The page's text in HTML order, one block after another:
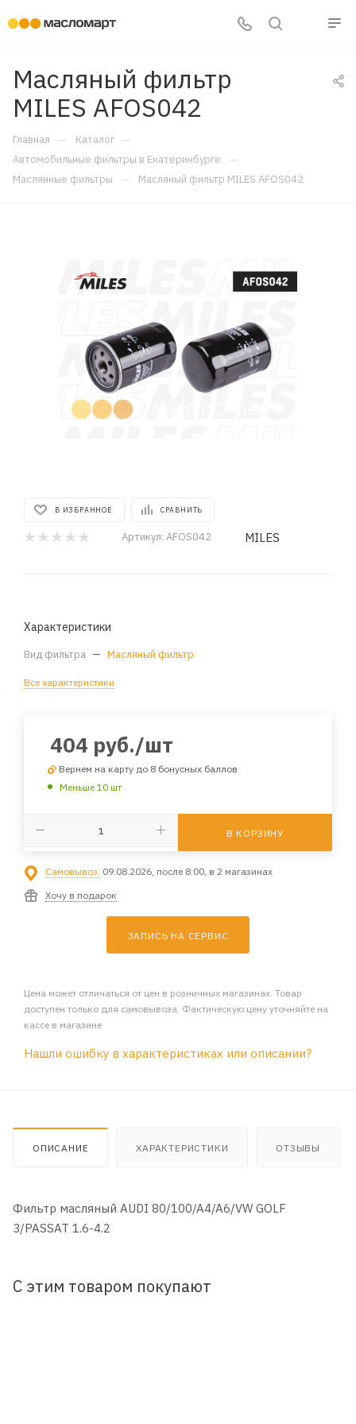
Масляный фильтр
MILES AFOS042
Главная — Каталог —
Автомобильные фильтры в Екатеринбурге —
Маслянные фильтры — Масляный фильтр MILES AFOS042
В ИЗБРАННОЕ СРАВНИТЬ
Артикул: AFOS042 MILES
Характеристики
Вид фильтра — Масляный фильтр
Все характеристики
404 руб./шт
Вернем на карту до 8 бонусных баллов
Меньше 10 шт
В КОРЗИНУ
Самовывоз: 09.08.2026, после 8:00, в 2 магазинах
Хочу в подарок
ЗАПИСЬ НА СЕРВИС
Цена может отличаться от цен в розничных магазинах. Товар
доступен только для самовывоза. Фактическую цену уточняйте на
кассе в магазине
Нашли ошибку в характеристиках или описании?
ОПИСАНИЕ ХАРАКТЕРИСТИКИ ОТЗЫВЫ
Фильтр масляный AUDI 80/100/A4/A6/VW GOLF
3/PASSAT 1.6-4.2
С этим товаром покупают